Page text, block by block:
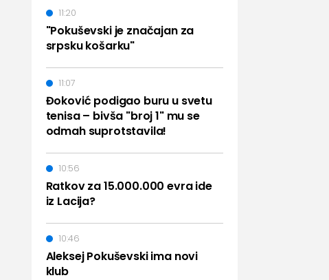
"Pokuševski je značajan za
srpsku košarku"
11:20
Đoković podigao buru u svetu
tenisa – bivša "broj 1" mu se
odmah suprotstavila!
11:07
Ratkov za 15.000.000 evra ide
iz Lacija?
10:56
Aleksej Pokuševski ima novi
klub
10:46